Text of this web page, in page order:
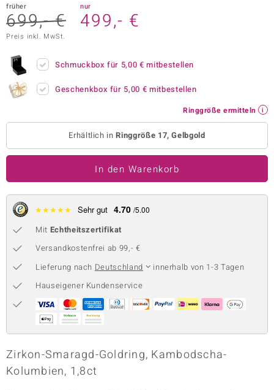
BY DE MELO
Collection
Classics
früher
699,- €
nur
499,- €
Preis inkl. MwSt.
Schmuckbox für 5,00 € mitbestellen
Geschenkbox für 5,00 € mitbestellen
Ringgröße ermitteln
Erhältlich inRinggröße 17, Gelbgold
In den Warenkorb
★★★★★ Sehr gut 4.70 /5.00
Mit Echtheitszertifikat
Versandkostenfrei ab 99,- €
Lieferung nach Deutschland
innerhalb von 1-3 Tagen
Hauseigener Kundenservice
Zirkon-Smaragd-Goldring, Kambodscha-
Kolumbien, 1,8ct